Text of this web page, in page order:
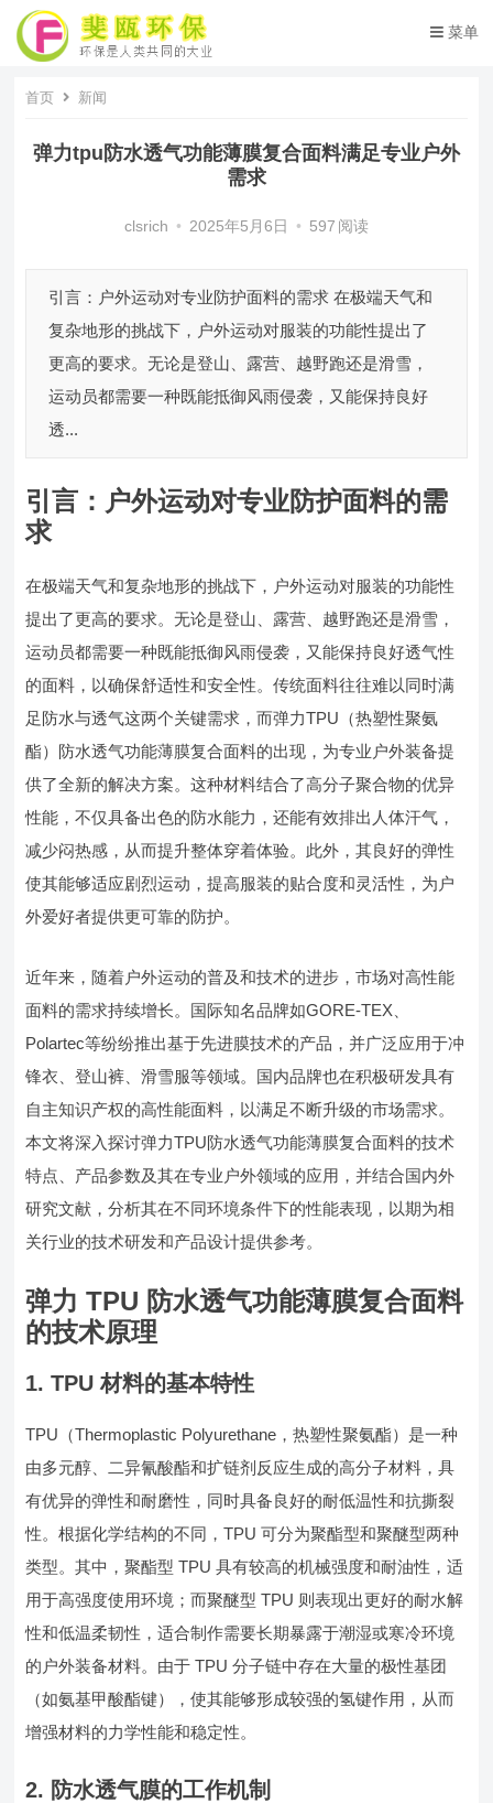
菜单
首页 新闻
弹力tpu防水透气功能薄膜复合面料满足专业户外
需求
clsrich • 2025年5月6日 • 597 阅读
引言：户外运动对专业防护面料的需求 在极端天气和
复杂地形的挑战下，户外运动对服装的功能性提出了
更高的要求。无论是登山、露营、越野跑还是滑雪，
运动员都需要一种既能抵御风雨侵袭，又能保持良好
透...
引言：户外运动对专业防护面料的需
求
在极端天气和复杂地形的挑战下，户外运动对服装的功能性
提出了更高的要求。无论是登山、露营、越野跑还是滑雪，
运动员都需要一种既能抵御风雨侵袭，又能保持良好透气性
的面料，以确保舒适性和安全性。传统面料往往难以同时满
足防水与透气这两个关键需求，而弹力TPU（热塑性聚氨
酯）防水透气功能薄膜复合面料的出现，为专业户外装备提
供了全新的解决方案。这种材料结合了高分子聚合物的优异
性能，不仅具备出色的防水能力，还能有效排出人体汗气，
减少闷热感，从而提升整体穿着体验。此外，其良好的弹性
使其能够适应剧烈运动，提高服装的贴合度和灵活性，为户
外爱好者提供更可靠的防护。
近年来，随着户外运动的普及和技术的进步，市场对高性能
面料的需求持续增长。国际知名品牌如GORE-TEX、
Polartec等纷纷推出基于先进膜技术的产品，并广泛应用于冲
锋衣、登山裤、滑雪服等领域。国内品牌也在积极研发具有
自主知识产权的高性能面料，以满足不断升级的市场需求。
本文将深入探讨弹力TPU防水透气功能薄膜复合面料的技术
特点、产品参数及其在专业户外领域的应用，并结合国内外
研究文献，分析其在不同环境条件下的性能表现，以期为相
关行业的技术研发和产品设计提供参考。
弹力 TPU 防水透气功能薄膜复合面料
的技术原理
1. TPU 材料的基本特性
TPU（Thermoplastic Polyurethane，热塑性聚氨酯）是一种
由多元醇、二异氰酸酯和扩链剂反应生成的高分子材料，具
有优异的弹性和耐磨性，同时具备良好的耐低温性和抗撕裂
性。根据化学结构的不同，TPU 可分为聚酯型和聚醚型两种
类型。其中，聚酯型 TPU 具有较高的机械强度和耐油性，适
用于高强度使用环境；而聚醚型 TPU 则表现出更好的耐水解
性和低温柔韧性，适合制作需要长期暴露于潮湿或寒冷环境
的户外装备材料。由于 TPU 分子链中存在大量的极性基团
（如氨基甲酸酯键），使其能够形成较强的氢键作用，从而
增强材料的力学性能和稳定性。
2. 防水透气膜的工作机制